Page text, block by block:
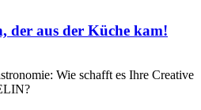
der aus der Küche kam!
Wie schafft es Ihre Creative